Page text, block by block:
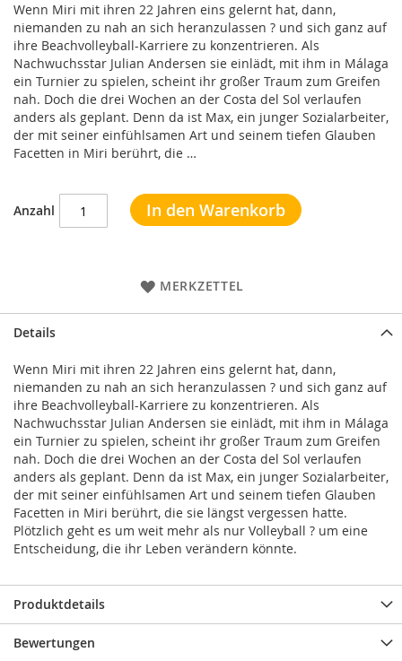
Wenn Miri mit ihren 22 Jahren eins gelernt hat, dann,
niemanden zu nah an sich heranzulassen ? und sich ganz auf
ihre Beachvolleyball-Karriere zu konzentrieren. Als
Nachwuchsstar Julian Andersen sie einlädt, mit ihm in Málaga
ein Turnier zu spielen, scheint ihr großer Traum zum Greifen
nah. Doch die drei Wochen an der Costa del Sol verlaufen
anders als geplant. Denn da ist Max, ein junger Sozialarbeiter,
der mit seiner einfühlsamen Art und seinem tiefen Glauben
Facetten in Miri berührt, die …
Anzahl In den Warenkorb
MERKZETTEL
Details
Wenn Miri mit ihren 22 Jahren eins gelernt hat, dann,
niemanden zu nah an sich heranzulassen ? und sich ganz auf
ihre Beachvolleyball-Karriere zu konzentrieren. Als
Nachwuchsstar Julian Andersen sie einlädt, mit ihm in Málaga
ein Turnier zu spielen, scheint ihr großer Traum zum Greifen
nah. Doch die drei Wochen an der Costa del Sol verlaufen
anders als geplant. Denn da ist Max, ein junger Sozialarbeiter,
der mit seiner einfühlsamen Art und seinem tiefen Glauben
Facetten in Miri berührt, die sie längst vergessen hatte.
Plötzlich geht es um weit mehr als nur Volleyball ? um eine
Entscheidung, die ihr Leben verändern könnte.
Produktdetails
Bewertungen